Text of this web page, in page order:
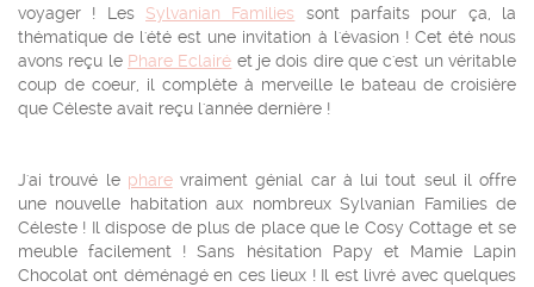
voyager ! Les Sylvanian Families sont parfaits pour ça, la
thématique de l'été est une invitation à l'évasion ! Cet été nous
avons reçu le Phare Eclairé et je dois dire que c'est un véritable
coup de coeur, il complète à merveille le bateau de croisière
que Céleste avait reçu l'année dernière !
J'ai trouvé le pharevraiment génial car à lui tout seul il offre
une nouvelle habitation aux nombreux Sylvanian Families de
Céleste ! Il dispose de plus de place que le Cosy Cottage et se
meuble facilement ! Sans hésitation Papy et Mamie Lapin
Chocolat ont déménagé en ces lieux ! Il est livré avec quelques